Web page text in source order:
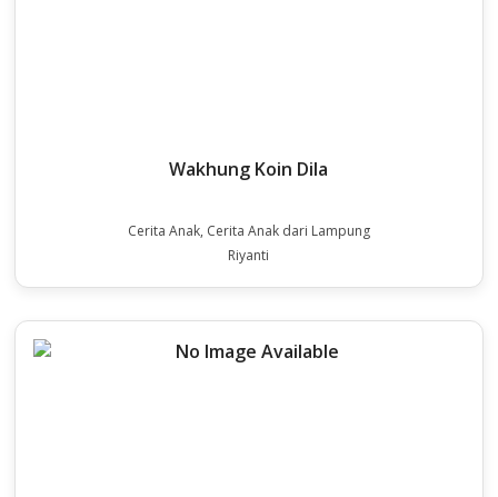
Wakhung Koin Dila
Cerita Anak, Cerita Anak dari Lampung
Riyanti